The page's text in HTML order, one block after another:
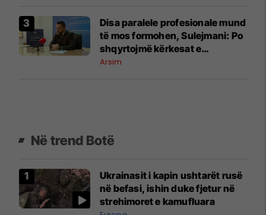
Disa paralele profesionale mund
të mos formohen, Sulejmani: Po
shqyrtojmë kërkesat e
shkollave
Arsim
Në trend Botë
Ukrainasit i kapin ushtarët rusë
në befasi, ishin duke fjetur në
strehimoret e kamufluara